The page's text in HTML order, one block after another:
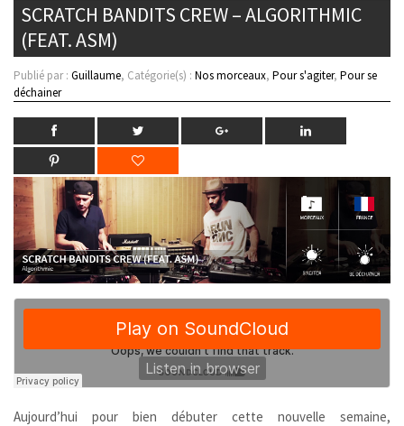
SCRATCH BANDITS CREW – ALGORITHMIC
(FEAT. ASM)
Publié par : Guillaume, Catégorie(s) : Nos morceaux, Pour s'agiter, Pour se
déchainer
Aujourd’hui pour bien débuter cette nouvelle semaine,